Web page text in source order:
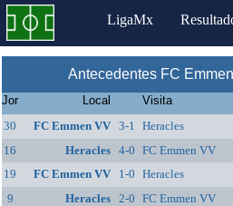
LigaMx
Antecedentes FC
Jor Local Visita
30
FC Emmen VV 3-1 Heracles
16
Heracles 4-0 FC Emmen VV
19
FC Emmen VV 1-0 Heracles
9
Heracles 2-0 FC Emmen VV